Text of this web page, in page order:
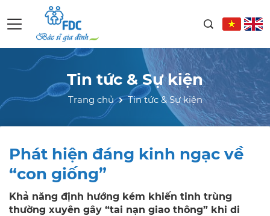
Tin tức & Sự kiện
Trang chủ Tin tức & Sự kiện
Phát hiện đáng kinh ngạc về
“con giống”
Khả năng định hướng kém khiến tinh trùng
thường xuyên gây “tai nạn giao thông” khi di